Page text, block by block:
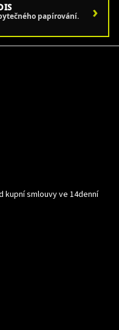
papírování. ›
kupní smlouvy ve 14denní